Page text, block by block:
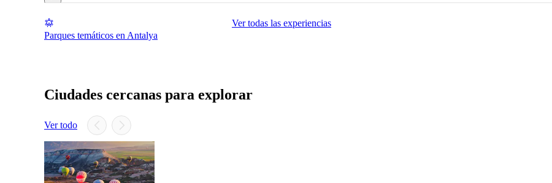
Parques temáticos en Antalya
Ver todas las experiencias
Ciudades cercanas para explorar
Ver todo